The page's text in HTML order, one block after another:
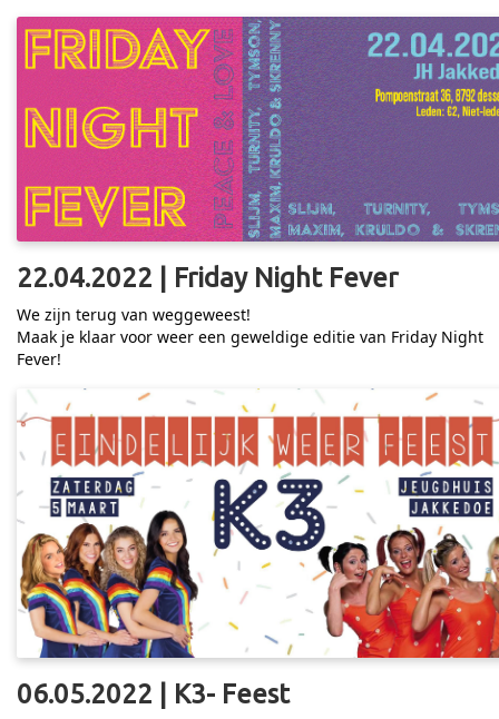
22.04.2022 | Friday Night Fever
We zijn terug van weggeweest!
Maak je klaar voor weer een geweldige editie van Friday Night
Fever!
06.05.2022 | K3- Feest